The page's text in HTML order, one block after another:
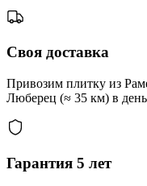
Своя доставка
Привозим плитку из
Люберец (≈ 35 км) в день
Гарантия 5 лет